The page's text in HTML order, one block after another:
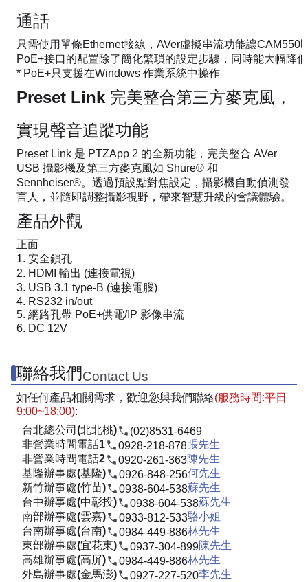
通話
只需使用單條Ethernet接線，AVer虛擬串流功能讓CAM550
PoE+接口的配置除了簡化繁瑣的設定步驟，同時能大幅降
* PoE+只支援在Windows 作業系統中操作
Preset Link 完美整合第三方麥克風，
實現聲音追蹤功能
Preset Link 是 PTZApp 2 的全新功能，完美整合 AVer
USB 攝影機及第三方麥克風如 Shure® 和
Sennheiser®。透過預設點對焦設定，攝影機自動偵測發
言人，並隨即調整攝影視野，帶來智慧升級的會議體驗。
產品外觀
正面
安全鎖孔
HDMI 輸出 (連接電視)
USB 3.1 type-B (連接電腦)
RS232 in/out
網路孔帶 PoE+供電/IP 影像串流
DC 12V
聯絡我們Contact Us
如任何產品相關需求，歡迎您與我們聯絡(服務時間:平日
9:00~18:00):
台北總公司(北北桃)
(02)8531-6469
非營業時間電話1
0928-218-878張先生
非營業時間電話2
0920-261-363陳先生
基隆辦事處(基隆)
0926-848-256何先生
新竹辦事處(竹苗)
0938-604-538蘇先生
台中辦事處(中彰投)
0938-604-538蘇先生
南部辦事處(雲嘉)
0933-812-533駱小姐
台南辦事處(台南)
0984-449-886林先生
東部辦事處(宜花東)
0937-304-899陳先生
高雄辦事處(高屏)
0984-449-886林先生
外島辦事處(金馬澎)
0927-227-520李先生